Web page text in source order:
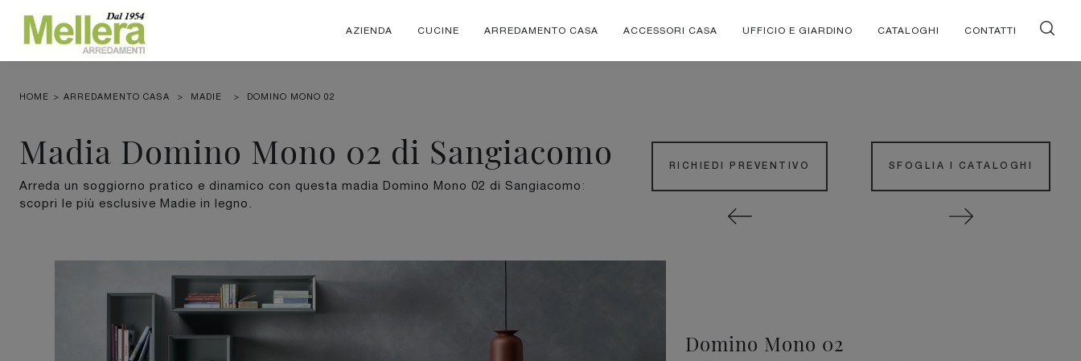
AZIENDA CUCINE ARREDAMENTO CASA ACCESSORI CASA UFFICIO E GIARDINO CATALOGHI CONTATTI
HOME > ARREDAMENTO CASA > MADIE > DOMINO MONO 02
Madia Domino Mono 02 di Sangiacomo
Arreda un soggiorno pratico e dinamico con questa madia Domino Mono 02 di Sangiacomo:
scopri le più esclusive Madie in legno.
RICHIEDI PREVENTIVO SFOGLIA I CATALOGHI
Domino Mono 02